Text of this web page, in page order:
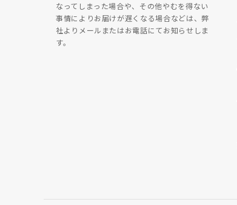
なってしまった場合や、その他やむを得ない
事情によりお届けが遅くなる場合などは、弊
社よりメールまたはお電話にてお知らせしま
す。